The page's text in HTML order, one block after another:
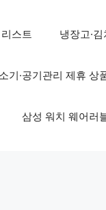
스트 냉장고·
기·공기관리 제휴 상
삼성 워치 웨어러